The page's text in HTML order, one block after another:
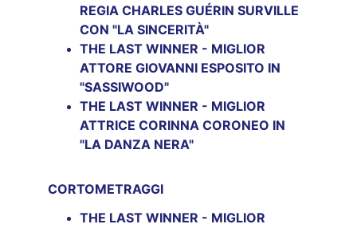
REGIA CHARLES GUÉRIN SURVILLE
CON "LA SINCERITÀ"
THE LAST WINNER - MIGLIOR
ATTORE GIOVANNI ESPOSITO IN
"SASSIWOOD"
THE LAST WINNER - MIGLIOR
ATTRICE CORINNA CORONEO IN
"LA DANZA NERA"
CORTOMETRAGGI
THE LAST WINNER - MIGLIOR